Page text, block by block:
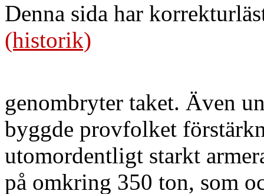
Denna sida har
(historik)
genombryter taket. Även
byggde provfolket
utomordentligt starkt
på omkring 350 ton, som